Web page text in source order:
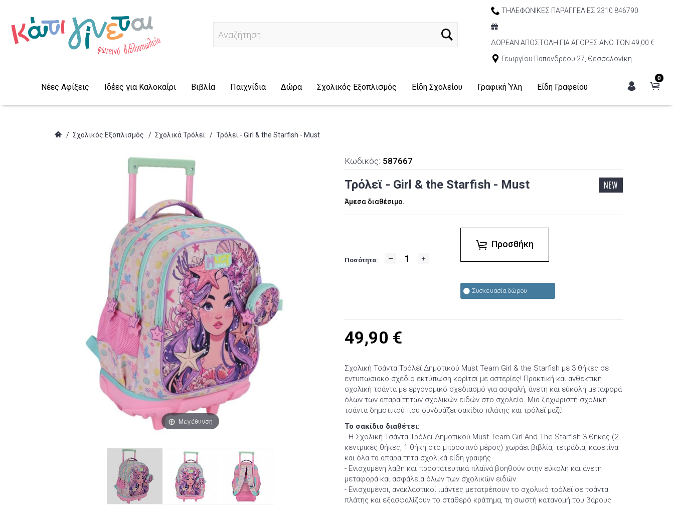
Αναζήτηση...
ΤΗΛΕΦΩΝΙΚΕΣ ΠΑΡΑΓΓΕΛΙΕΣ 2310 846790
ΔΩΡΕΑΝ ΑΠΟΣΤΟΛΗ ΓΙΑ ΑΓΟΡΕΣ ΑΝΩ ΤΩΝ 49,00 €
Γεωργίου Παπανδρέου 27, Θεσσαλονίκη
0
Νέες Αφίξεις Ιδέες για Καλοκαίρι Βιβλία Παιχνίδια Δώρα Σχολικός Εξοπλισμός Είδη Σχολείου Γραφική Ύλη Είδη Γραφείου
/ Σχολικός Εξοπλισμός / Σχολικά Τρόλεϊ / Τρόλεϊ - Girl & the Starfish - Must
Μεγέθυνση
Κωδικός: 587667
Τρόλεϊ - Girl & the Starfish - Must NEW
Άμεσα διαθέσιμο.
Ποσότητα:
Προσθήκη
Συσκευασία δώρου
49,90 €
Σχολική Τσάντα Τρόλεϊ Δημοτικού Must Team Girl & the Starfish με 3 θήκες σε
εντυπωσιακό σχέδιο εκτύπωση κορίτσι με αστερίες! Πρακτική και ανθεκτική
σχολική τσάντα με εργονομικό σχεδιασμό για ασφαλή, άνετη και εύκολη μεταφορά
όλων των απαραίτητων σχολικών ειδών στο σχολείο. Μια ξεχωριστή σχολική
τσάντα δημοτικού που συνδυάζει σακίδιο πλάτης και τρόλεϊ μαζί!
Το σακίδιο διαθέτει:
- Η Σχολική Τσάντα Τρόλεϊ Δημοτικού Must Team Girl And The Starfish 3 Θήκες (2
κεντρικές θήκες, 1 θήκη στο μπροστινό μέρος) χωράει βιβλία, τετράδια, κασετίνα
και όλα τα απαραίτητα σχολικά είδη γραφής
- Ενισχυμένη λαβή και προστατευτικά πλαϊνά βοηθούν στην εύκολη και άνετη
μεταφορά και ασφάλεια όλων των σχολικών ειδών.
- Ενισχυμένοι, ανακλαστικοί ιμάντες μετατρέπουν το σχολικό τρόλεϊ σε τσάντα
πλάτης και εξασφαλίζουν το σταθερό κράτημα, τη σωστή κατανομή του βάρους